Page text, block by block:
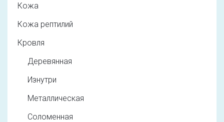
Кожа
Кожа рептилий
Кровля
Деревянная
Изнутри
Металлическая
Соломенная